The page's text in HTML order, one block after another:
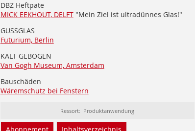
DBZ Heftpate
MICK EEKHOUT, DELFT"Mein Ziel ist ultradünnes Glas!"
GUSSGLAS
Futurium, Berlin
KALT GEBOGEN
Van Gogh Museum, Amsterdam
Bauschäden
Wäremschutz bei Fenstern
Ressort: Produktanwendung